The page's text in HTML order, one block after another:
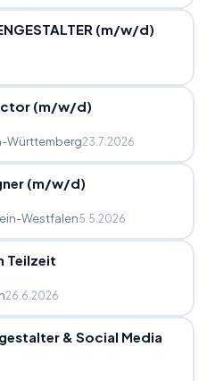
(m/w/d)
(m/w/d)
Württemberg23.7.2026
(m/w/d)
Westfalen5.5.2026
Teilzeit
26.6.2026
& Social Media